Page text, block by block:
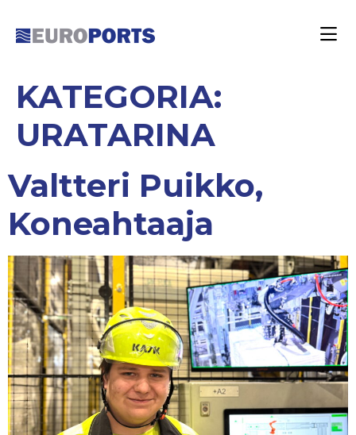
KATEGORIA:
URATARINA
Valtteri Puikko,
Koneahtaaja